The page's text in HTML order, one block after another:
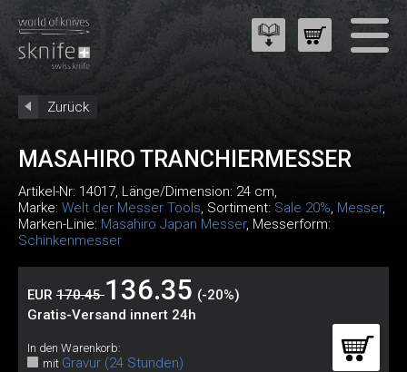
Zurück
MASAHIRO TRANCHIERMESSER
Artikel-Nr: 14017, Länge/Dimension: 24 cm,
Marke: Welt der Messer Tools, Sortiment: Sale 20%, Messer,
Marken-Linie: Masahiro Japan Messer, Messerform:
Schinkenmesser
EUR 170.45136.35 (-20%)
Gratis-Versand innert 24h
In den Warenkorb:
mit Gravur (24 Stunden)